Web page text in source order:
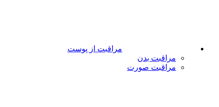
مراقبت از پوست
مراقبت بدن
مراقبت صورت